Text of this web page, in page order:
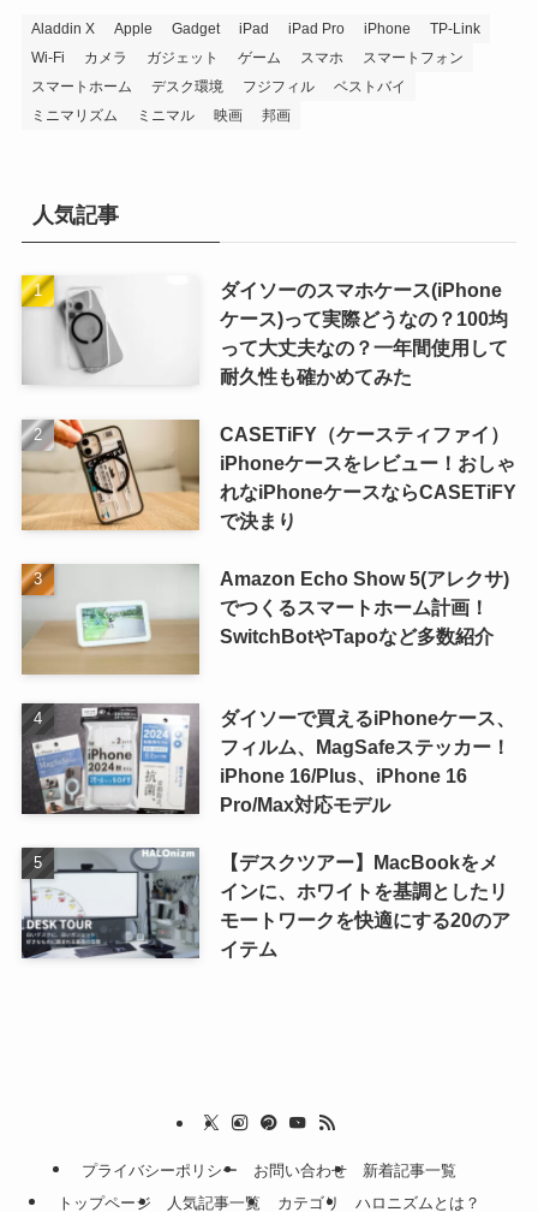
Aladdin X Apple Gadget iPad iPad Pro iPhone
TP-Link
Wi-Fi
カメラ ガジェット ゲーム スマホ
スマートフォン
スマートホーム
デスク環境 フジフィル
ベストバイ
ミニマリズム
ミニマル 映画 邦画
人気記事
ダイソーのスマホケース(iPhone
ケース)って実際どうなの？100均
って大丈夫なの？一年間使用して
耐久性も確かめてみた
CASETiFY（ケースティファイ）
iPhoneケースをレビュー！おしゃ
れなiPhoneケースならCASETiFY
で決まり
Amazon Echo Show 5(アレクサ)
でつくるスマートホーム計画！
SwitchBotやTapoなど多数紹介
ダイソーで買えるiPhoneケース、
フィルム、MagSafeステッカー！
iPhone 16/Plus、iPhone 16
Pro/Max対応モデル
【デスクツアー】MacBookをメ
インに、ホワイトを基調としたリ
モートワークを快適にする20のア
イテム
プライバシーポリシー お問い合わせ
新着記事一覧
トップページ
人気記事一覧 カテゴリ ハロニズムとは？